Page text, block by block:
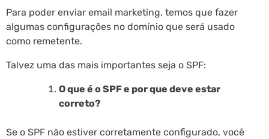
Para poder enviar email marketing, temos que fazer
algumas configurações no domínio que será usado
como remetente.
Talvez uma das mais importantes seja o SPF:
O que é o SPF e por que deve estar
correto?
Se o SPF não estiver corretamente configurado, você